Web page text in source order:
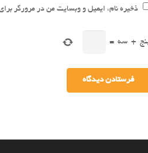
ذخیره نام، ایمیل و وبسایت من در مرورگر
+ سه =